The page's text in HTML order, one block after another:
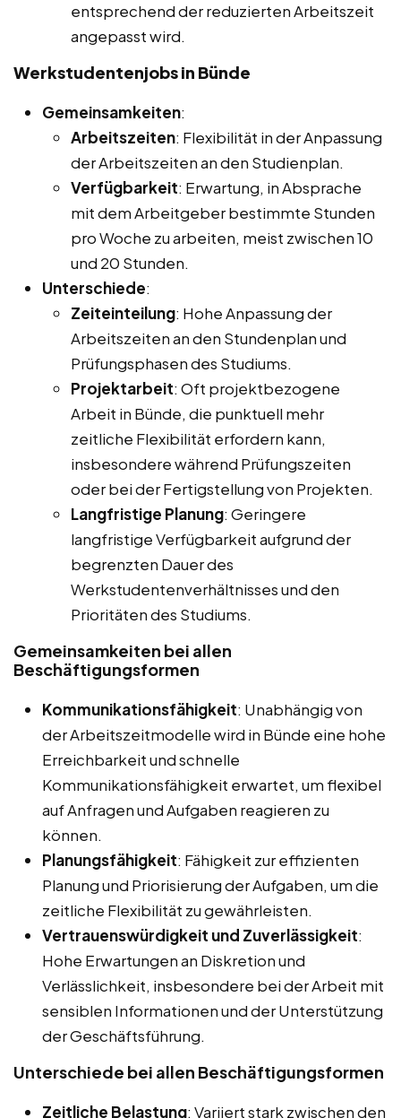
entsprechend der reduzierten Arbeitszeit
angepasst wird.
Werkstudentenjobs in Bünde
Gemeinsamkeiten:
Arbeitszeiten: Flexibilität in der Anpassung
der Arbeitszeiten an den Studienplan.
Verfügbarkeit: Erwartung, in Absprache
mit dem Arbeitgeber bestimmte Stunden
pro Woche zu arbeiten, meist zwischen 10
und 20 Stunden.
Unterschiede:
Zeiteinteilung: Hohe Anpassung der
Arbeitszeiten an den Stundenplan und
Prüfungsphasen des Studiums.
Projektarbeit: Oft projektbezogene
Arbeit in Bünde, die punktuell mehr
zeitliche Flexibilität erfordern kann,
insbesondere während Prüfungszeiten
oder bei der Fertigstellung von Projekten.
Langfristige Planung: Geringere
langfristige Verfügbarkeit aufgrund der
begrenzten Dauer des
Werkstudentenverhältnisses und den
Prioritäten des Studiums.
Gemeinsamkeiten bei allen
Beschäftigungsformen
Kommunikationsfähigkeit: Unabhängig von
der Arbeitszeitmodelle wird in Bünde eine hohe
Erreichbarkeit und schnelle
Kommunikationsfähigkeit erwartet, um flexibel
auf Anfragen und Aufgaben reagieren zu
können.
Planungsfähigkeit: Fähigkeit zur effizienten
Planung und Priorisierung der Aufgaben, um die
zeitliche Flexibilität zu gewährleisten.
Vertrauenswürdigkeit und Zuverlässigkeit:
Hohe Erwartungen an Diskretion und
Verlässlichkeit, insbesondere bei der Arbeit mit
sensiblen Informationen und der Unterstützung
der Geschäftsführung.
Unterschiede bei allen Beschäftigungsformen
Zeitliche Belastung: Variiert stark zwischen den